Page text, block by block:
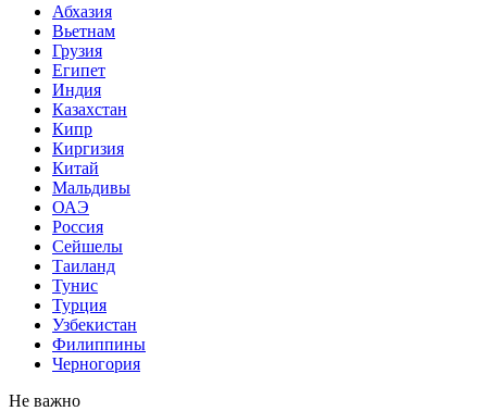
Абхазия
Вьетнам
Грузия
Египет
Индия
Казахстан
Кипр
Киргизия
Китай
Мальдивы
ОАЭ
Россия
Сейшелы
Таиланд
Тунис
Турция
Узбекистан
Филиппины
Черногория
Не важно